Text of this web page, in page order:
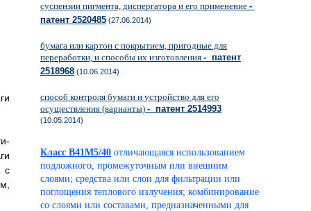
с
суспензии пигмента, диспергатора и его применение -
патент 2520485 (27.06.2014)
бумага или картон с покрытием, пригодные для
переработки, и способы их изготовления - патент
2518968 (10.06.2014)
способ контроля бумаги и устройство для его
осуществления (варианты) - патент 2514993
(10.05.2014)
Класс B41M5/40 отличающаяся использованием
подложного, промежуточным или внешним
слоями; средства или слои для фильтрации или
поглощения теплового излучения; комбинирование
со слоями или составами, предназначенными для